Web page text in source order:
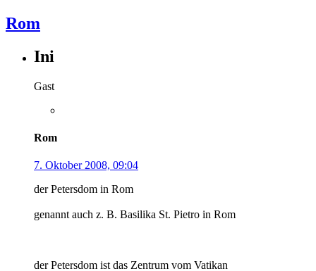
Rom
Ini
Gast
Rom
7. Oktober 2008, 09:04
der Petersdom in Rom
genannt auch z. B. Basilika St. Pietro in Rom
der Petersdom ist das Zentrum vom Vatikan